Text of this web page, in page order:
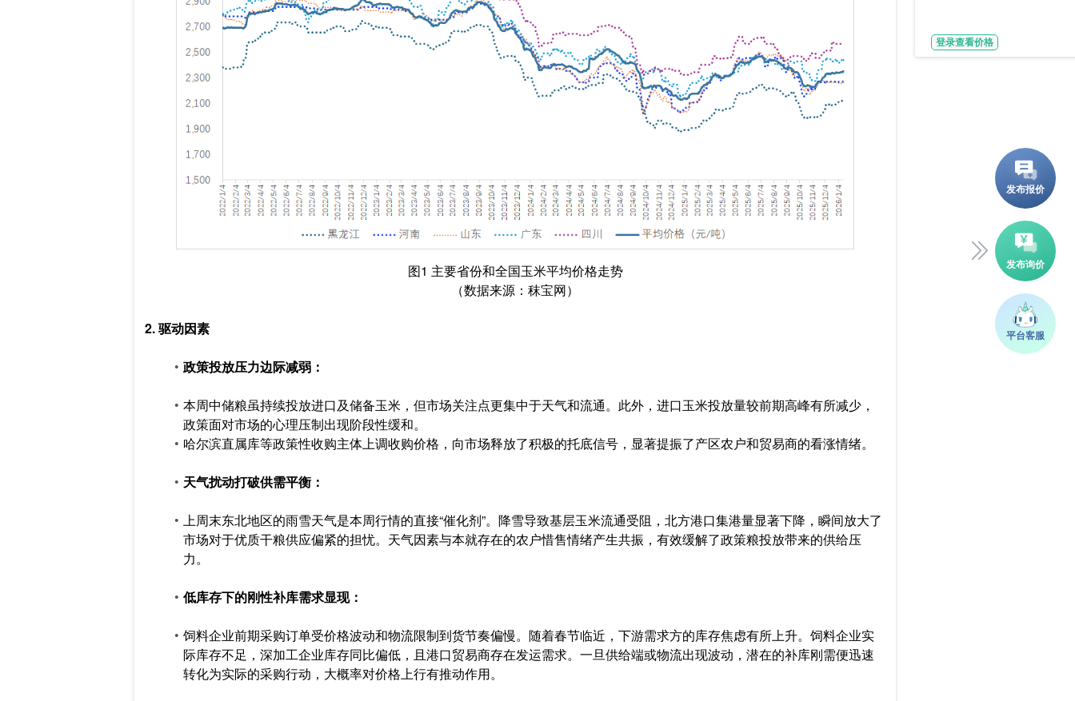
图1 主要省份和全国玉米平均价格走势
（数据来源：秣宝网）
2. 驱动因素
政策投放压力边际减弱：
本周中储粮虽持续投放进口及储备玉米，但市场关注点更集中于天气和流通。此外，进口玉米投放量较前期高峰有所减少，
政策面对市场的心理压制出现阶段性缓和。
哈尔滨直属库等政策性收购主体上调收购价格，向市场释放了积极的托底信号，显著提振了产区农户和贸易商的看涨情绪。
天气扰动打破供需平衡：
上周末东北地区的雨雪天气是本周行情的直接“催化剂”。降雪导致基层玉米流通受阻，北方港口集港量显著下降，瞬间放大了
市场对于优质干粮供应偏紧的担忧。天气因素与本就存在的农户惜售情绪产生共振，有效缓解了政策粮投放带来的供给压
力。
低库存下的刚性补库需求显现：
饲料企业前期采购订单受价格波动和物流限制到货节奏偏慢。随着春节临近，下游需求方的库存焦虑有所上升。饲料企业实
际库存不足，深加工企业库存同比偏低，且港口贸易商存在发运需求。一旦供给端或物流出现波动，潜在的补库刚需便迅速
转化为实际的采购行动，大概率对价格上行有推动作用。
登录查看价格